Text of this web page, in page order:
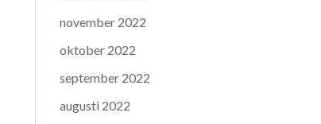
november 2022
oktober 2022
september 2022
augusti 2022